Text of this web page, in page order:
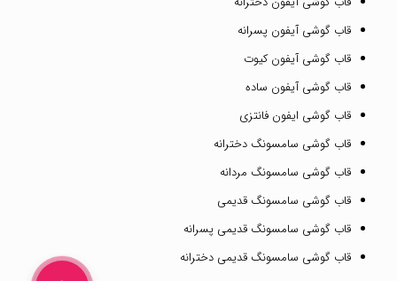
قاب گوشی آیفون پسرانه
قاب گوشی آیفون کیوت
قاب گوشی آیفون ساده
قاب گوشی ایفون فانتزی
قاب گوشی سامسونگ دخترانه
قاب گوشی سامسونگ مردانه
قاب گوشی سامسونگ قدیمی
قاب گوشی سامسونگ قدیمی پسرانه
قاب گوشی سامسونگ قدیمی دخترانه